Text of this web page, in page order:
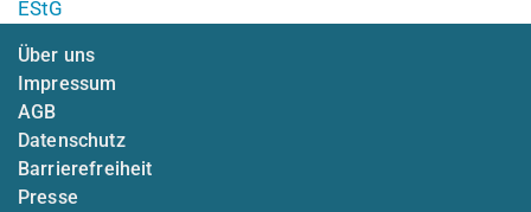
EStG
Über uns
Impressum
AGB
Datenschutz
Barrierefreiheit
Presse